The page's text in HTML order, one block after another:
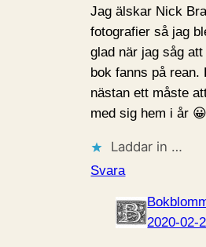
Jag älskar Nick
fotografier så jag
glad när jag såg att
bok fanns på rean.
nästan ett måste
med sig hem i år 😀
Laddar in …
Svara
2020-02-